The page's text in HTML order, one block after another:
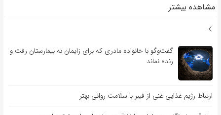
مشاهده بیشتر
گفت‌وگو با خانواده مادری که برای زایمان به بیمارستان رفت و
زنده نماند
ارتباط رژیم غذایی غنی از فیبر با سلامت روانی بهتر